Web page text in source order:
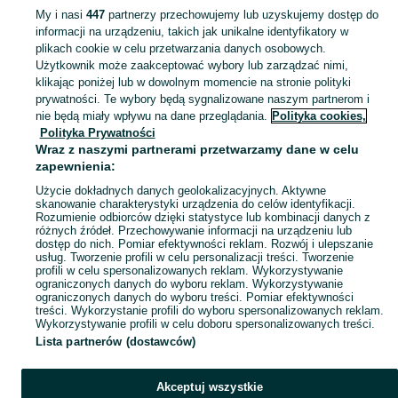
KATEGORIA
Sprzedaż pozostałych artykułów budowlanych i remontowych Rzeszów ▶️ Szeroki wybór ✅ Nowe i używane w atrakcyjnych cenach ✌ Sprawdź oferty na OLX.pl! Zobacz
Mapa kategorii
Mapa miejscowości
Mapa ministron
Popularne wyszukiwania
My i nasi 447partnerzy przechowujemy lub uzyskujemy dostęp do
informacji na urządzeniu, takich jak unikalne identyfikatory w
plikach cookie w celu przetwarzania danych osobowych.
Użytkownik może zaakceptować wybory lub zarządzać nimi,
klikając poniżej lub w dowolnym momencie na stronie polityki
prywatności. Te wybory będą sygnalizowane naszym partnerom i
nie będą miały wpływu na dane przeglądania. Polityka cookies,
Polityka Prywatności
Wraz z naszymi partnerami przetwarzamy dane w celu
zapewnienia:
Użycie dokładnych danych geolokalizacyjnych. Aktywne
skanowanie charakterystyki urządzenia do celów identyfikacji.
Rozumienie odbiorców dzięki statystyce lub kombinacji danych z
różnych źródeł. Przechowywanie informacji na urządzeniu lub
dostęp do nich. Pomiar efektywności reklam. Rozwój i ulepszanie
usług. Tworzenie profili w celu personalizacji treści. Tworzenie
profili w celu spersonalizowanych reklam. Wykorzystywanie
ograniczonych danych do wyboru reklam. Wykorzystywanie
ograniczonych danych do wyboru treści. Pomiar efektywności
treści. Wykorzystanie profili do wyboru spersonalizowanych reklam.
Wykorzystywanie profili w celu doboru spersonalizowanych treści.
Lista partnerów (dostawców)
Akceptuj wszystkie